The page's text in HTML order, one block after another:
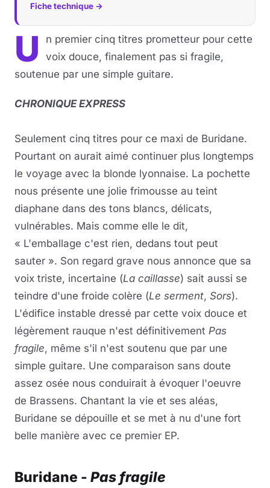
Fiche technique →
U
n premier cinq titres prometteur pour cette
voix douce, finalement pas si fragile,
soutenue par une simple guitare.
CHRONIQUE EXPRESS
Seulement cinq titres pour ce maxi de Buridane.
Pourtant on aurait aimé continuer plus longtemps
le voyage avec la blonde lyonnaise. La pochette
nous présente une jolie frimousse au teint
diaphane dans des tons blancs, délicats,
vulnérables. Mais comme elle le dit,
« L'emballage c'est rien, dedans tout peut
sauter ». Son regard grave nous annonce que sa
voix triste, incertaine (La caillasse) sait aussi se
teindre d'une froide colère (Le serment, Sors).
L'édifice instable dressé par cette voix douce et
légèrement rauque n'est définitivement Pas
fragile, même s'il n'est soutenu que par une
simple guitare. Une comparaison sans doute
assez osée nous conduirait à évoquer l'oeuvre
de Brassens. Chantant la vie et ses aléas,
Buridane se dépouille et se met à nu d'une fort
belle manière avec ce premier EP.
Buridane - Pas fragile